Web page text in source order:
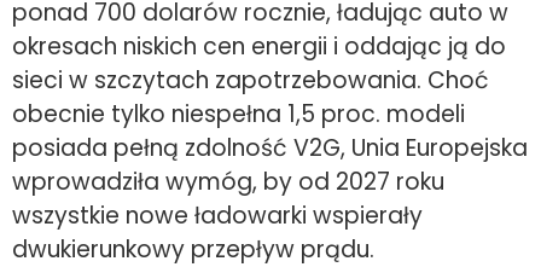
ponad 700 dolarów rocznie, ładując auto w
okresach niskich cen energii i oddając ją do
sieci w szczytach zapotrzebowania. Choć
obecnie tylko niespełna 1,5 proc. modeli
posiada pełną zdolność V2G, Unia Europejska
wprowadziła wymóg, by od 2027 roku
wszystkie nowe ładowarki wspierały
dwukierunkowy przepływ prądu.